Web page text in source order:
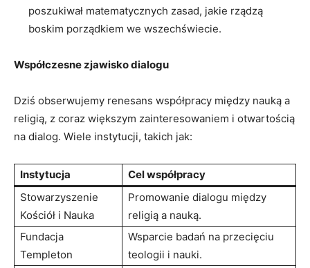
poszukiwał matematycznych zasad, jakie rządzą
boskim porządkiem we wszechświecie.
Współczesne zjawisko dialogu
Dziś obserwujemy renesans współpracy między nauką a
religią, z coraz większym zainteresowaniem i otwartością
na dialog. Wiele instytucji, takich jak:
Instytucja
Cel współpracy
Stowarzyszenie
Kościół i Nauka
Promowanie dialogu między
religią a nauką.
Fundacja
Templeton
Wsparcie badań na przecięciu
teologii i nauki.